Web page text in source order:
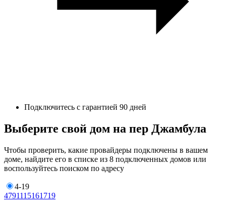
Подключитесь с гарантией 90 дней
Выберите свой дом на пер Джамбула
Чтобы проверить, какие провайдеры подключены в вашем
доме, найдите его в списке из 8 подключенных домов или
воспользуйтесь поиском по адресу
4-19
4791115161719